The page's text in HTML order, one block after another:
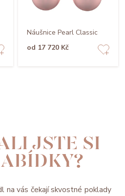
Náušnice Pearl Classic
od 17 720 Kč
JSTE SI
na vás čekají skvostné poklady